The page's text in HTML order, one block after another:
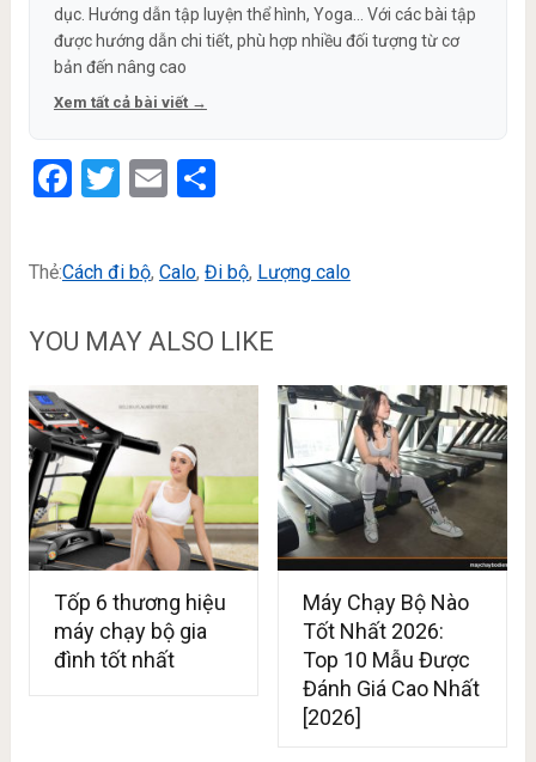
dục. Hướng dẫn tập luyện thể hình, Yoga... Với các bài tập
được hướng dẫn chi tiết, phù hợp nhiều đối tượng từ cơ
bản đến nâng cao
Xem tất cả bài viết →
Facebook
Twitter
EmailShare
Thẻ:Cách đi bộ, Calo, Đi bộ, Lượng calo
YOU MAY ALSO LIKE
Tốp 6 thương hiệu
máy chạy bộ gia
đình tốt nhất
Máy Chạy Bộ Nào
Tốt Nhất 2026:
Top 10 Mẫu Được
Đánh Giá Cao Nhất
[2026]